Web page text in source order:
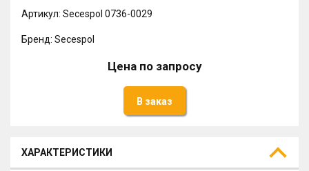
Артикул: Secespol 0736-0029
Бренд: Secespol
Цена по запросу
В заказ
ХАРАКТЕРИСТИКИ